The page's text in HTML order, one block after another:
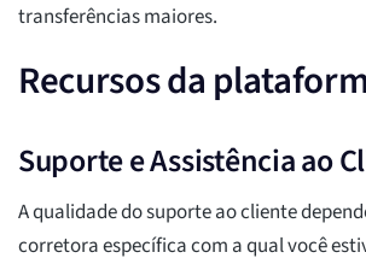
transferências maiores.
Recursos da
Suporte e Assistência ao
A qualidade do suporte ao cliente
corretora específica com a qual você